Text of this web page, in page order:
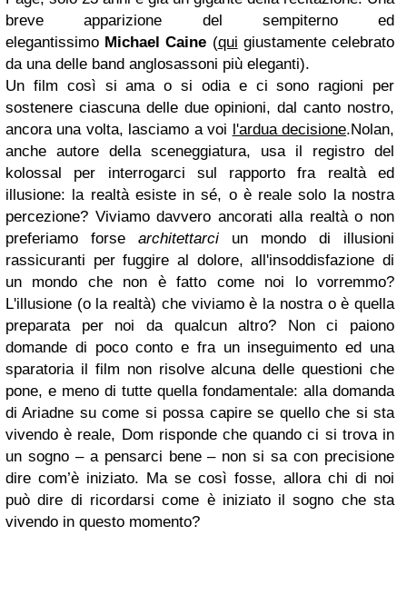
breve apparizione del sempiterno ed
elegantissimo Michael Caine (qui giustamente celebrato
da una delle band anglosassoni più eleganti).
Un film così si ama o si odia e ci sono ragioni per
sostenere ciascuna delle due opinioni, dal canto nostro,
ancora una volta, lasciamo a voi l'ardua decisione.Nolan,
anche autore della sceneggiatura, usa il registro del
kolossal per interrogarci sul rapporto fra realtà ed
illusione: la realtà esiste in sé, o è reale solo la nostra
percezione? Viviamo davvero ancorati alla realtà o non
preferiamo forse architettarci un mondo di illusioni
rassicuranti per fuggire al dolore, all'insoddisfazione di
un mondo che non è fatto come noi lo vorremmo?
L'illusione (o la realtà) che viviamo è la nostra o è quella
preparata per noi da qualcun altro? Non ci paiono
domande di poco conto e fra un inseguimento ed una
sparatoria il film non risolve alcuna delle questioni che
pone, e meno di tutte quella fondamentale: alla domanda
di Ariadne su come si possa capire se quello che si sta
vivendo è reale, Dom risponde che quando ci si trova in
un sogno – a pensarci bene – non si sa con precisione
dire com’è iniziato. Ma se così fosse, allora chi di noi
può dire di ricordarsi come è iniziato il sogno che sta
vivendo in questo momento?